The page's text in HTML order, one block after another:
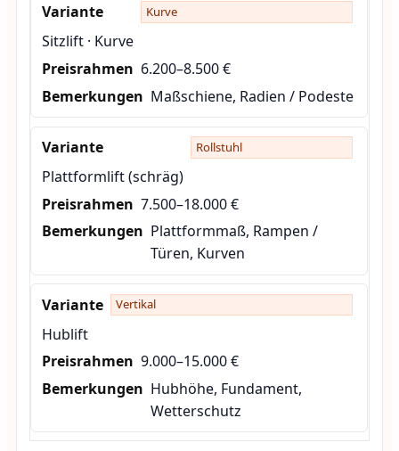
Kurve
Sitzlift · Kurve
6.200–8.500 €
Maßschiene, Radien / Podeste
Rollstuhl
Plattformlift (schräg)
7.500–18.000 €
Plattformmaß, Rampen /
Türen, Kurven
Vertikal
Hublift
9.000–15.000 €
Hubhöhe, Fundament,
Wetterschutz